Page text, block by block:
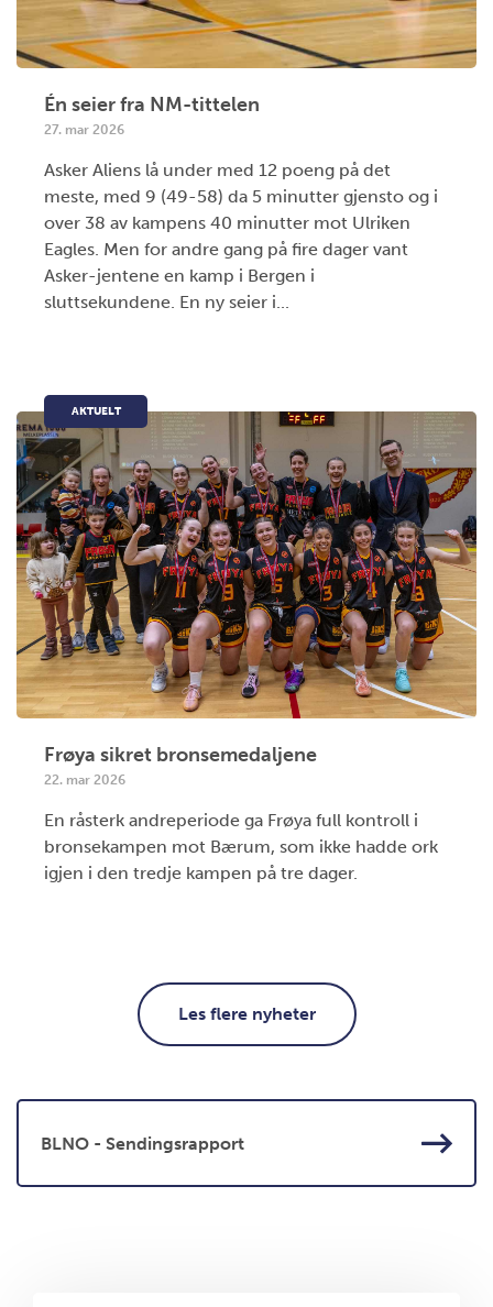
Én seier fra NM-tittelen
27. mar 2026
Asker Aliens lå under med 12 poeng på det
meste, med 9 (49-58) da 5 minutter gjensto og i
over 38 av kampens 40 minutter mot Ulriken
Eagles. Men for andre gang på fire dager vant
Asker-jentene en kamp i Bergen i
sluttsekundene. En ny seier i...
AKTUELT
Frøya sikret bronsemedaljene
22. mar 2026
En råsterk andreperiode ga Frøya full kontroll i
bronsekampen mot Bærum, som ikke hadde ork
igjen i den tredje kampen på tre dager.
Les flere nyheter
BLNO - Sendingsrapport